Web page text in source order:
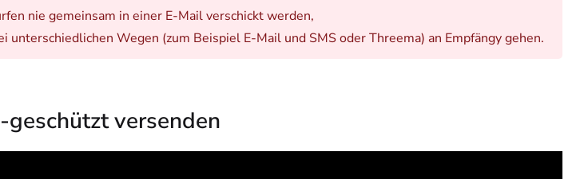
nie gemeinsam in einer E-Mail verschickt werden,
unterschiedlichen Wegen (zum Beispiel E-Mail und SMS oder Threema) an Empfängy gehen.
versenden